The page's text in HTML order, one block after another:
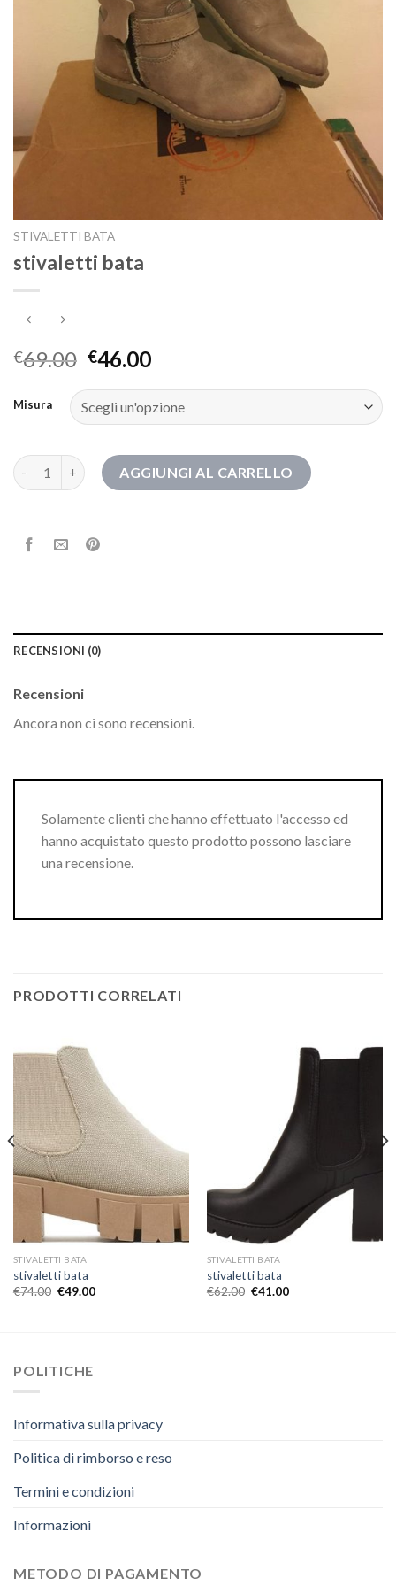
STIVALETTI BATA
stivaletti bata
€69.00 €46.00
Misura
stivaletti bata quantitàAGGIUNGI AL CARRELLO
RECENSIONI (0)
Recensioni
Ancora non ci sono recensioni.
Solamente clienti che hanno effettuato l'accesso ed
hanno acquistato questo prodotto possono lasciare
una recensione.
PRODOTTI CORRELATI
STIVALETTI BATA
stivaletti bata
€74.00 €49.00
STIVALETTI BATA
stivaletti bata
€62.00 €41.00
POLITICHE
Informativa sulla privacy
Politica di rimborso e reso
Termini e condizioni
Informazioni
METODO DI PAGAMENTO